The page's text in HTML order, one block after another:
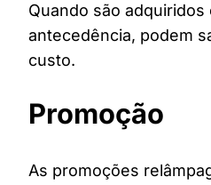
Quando são adquiridos
antecedência, podem
custo.
Promoção
As promoções